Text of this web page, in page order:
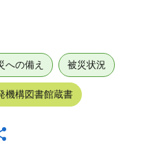
への備え 被災状況
機構図書館蔵書